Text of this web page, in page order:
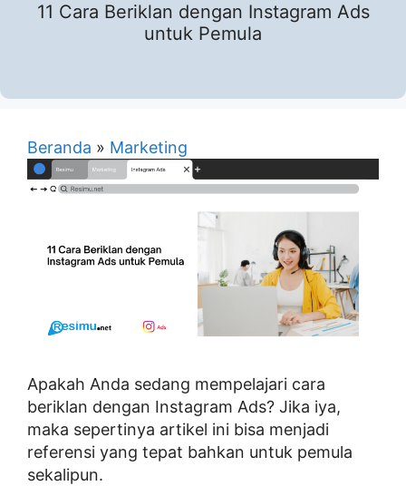
11 Cara Beriklan dengan Instagram Ads
untuk Pemula
Beranda » Marketing
Apakah Anda sedang mempelajari cara
beriklan dengan Instagram Ads? Jika iya,
maka sepertinya artikel ini bisa menjadi
referensi yang tepat bahkan untuk pemula
sekalipun.